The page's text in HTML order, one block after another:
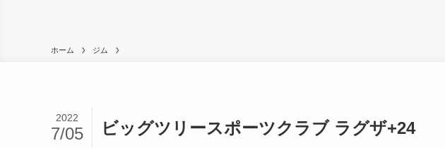
ホーム ジム
ビッグツリースポーツクラブ ラグザ+24
2022
7/05